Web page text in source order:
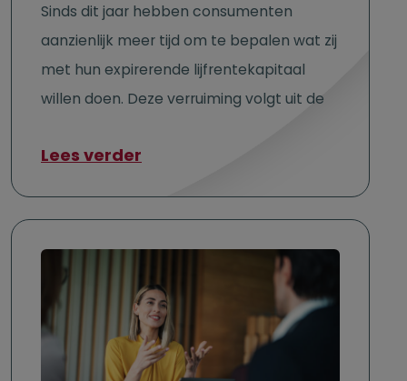
Sinds dit jaar hebben consumenten
aanzienlijk meer tijd om te bepalen wat zij
met hun expirerende lijfrentekapitaal
willen doen. Deze verruiming volgt uit de
Lees verder